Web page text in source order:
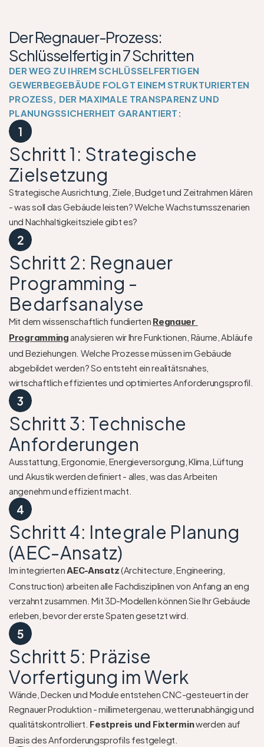
Der Regnauer-Prozess:
Schlüsselfertig in 7 Schritten
DER WEG ZU IHREM SCHLÜSSELFERTIGEN
GEWERBEGEBÄUDE FOLGT EINEM STRUKTURIERTEN
PROZESS, DER MAXIMALE TRANSPARENZ UND
PLANUNGSSICHERHEIT GARANTIERT:
1
Schritt 1: Strategische
Zielsetzung
Strategische Ausrichtung, Ziele, Budget und Zeitrahmen klären
- was soll das Gebäude leisten? Welche Wachstumsszenarien
und Nachhaltigkeitsziele gibt es?
2
Schritt 2: Regnauer
Programming -
Bedarfsanalyse
Mit dem wissenschaftlich fundierten Regnauer
Programming analysieren wir Ihre Funktionen, Räume, Abläufe
und Beziehungen. Welche Prozesse müssen im Gebäude
abgebildet werden? So entsteht ein realitätsnahes,
wirtschaftlich effizientes und optimiertes Anforderungsprofil.
3
Schritt 3: Technische
Anforderungen
Ausstattung, Ergonomie, Energieversorgung, Klima, Lüftung
und Akustik werden definiert - alles, was das Arbeiten
angenehm und effizient macht.
4
Schritt 4: Integrale Planung
(AEC-Ansatz)
Im integrierten AEC-Ansatz (Architecture, Engineering,
Construction) arbeiten alle Fachdisziplinen von Anfang an eng
verzahnt zusammen. Mit 3D-Modellen können Sie Ihr Gebäude
erleben, bevor der erste Spaten gesetzt wird.
5
Schritt 5: Präzise
Vorfertigung im Werk
Wände, Decken und Module entstehen CNC-gesteuert in der
Regnauer Produktion - millimetergenau, wetterunabhängig und
qualitätskontrolliert. Festpreis und Fixtermin werden auf
Basis des Anforderungsprofils festgelegt.